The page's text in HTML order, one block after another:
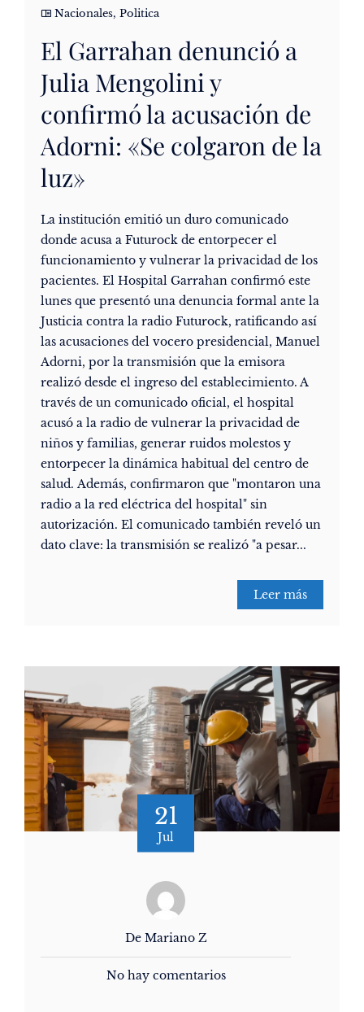
Nacionales, Politica
El Garrahan denunció a
Julia Mengolini y
confirmó la acusación de
Adorni: «Se colgaron de la
luz»
La institución emitió un duro comunicado
donde acusa a Futurock de entorpecer el
funcionamiento y vulnerar la privacidad de los
pacientes. El Hospital Garrahan confirmó este
lunes que presentó una denuncia formal ante la
Justicia contra la radio Futurock, ratificando así
las acusaciones del vocero presidencial, Manuel
Adorni, por la transmisión que la emisora
realizó desde el ingreso del establecimiento. A
través de un comunicado oficial, el hospital
acusó a la radio de vulnerar la privacidad de
niños y familias, generar ruidos molestos y
entorpecer la dinámica habitual del centro de
salud. Además, confirmaron que "montaron una
radio a la red eléctrica del hospital" sin
autorización. El comunicado también reveló un
dato clave: la transmisión se realizó "a pesar...
Leer más
21
Jul
De Mariano Z
No hay comentarios